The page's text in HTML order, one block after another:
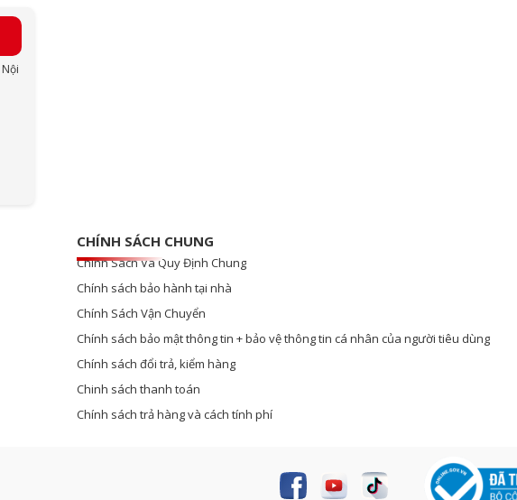
CHÍNH SÁCH CHUNG
Chính Sách Và Quy Định Chung
Chính sách bảo hành tại nhà
Chính Sách Vận Chuyển
Chính sách bảo mật thông tin + bảo vệ thông tin cá nhân của người tiêu dùng
Chính sách đổi trả, kiểm hàng
Chinh sách thanh toán
Chính sách trả hàng và cách tính phí